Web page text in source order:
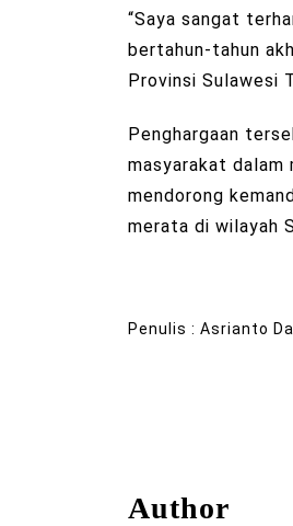
“Saya sangat
bertahun-tahun
Provinsi Sulawesi
Penghargaan
masyarakat dalam
mendorong
merata di wilayah
Penulis : Asrianto
Author